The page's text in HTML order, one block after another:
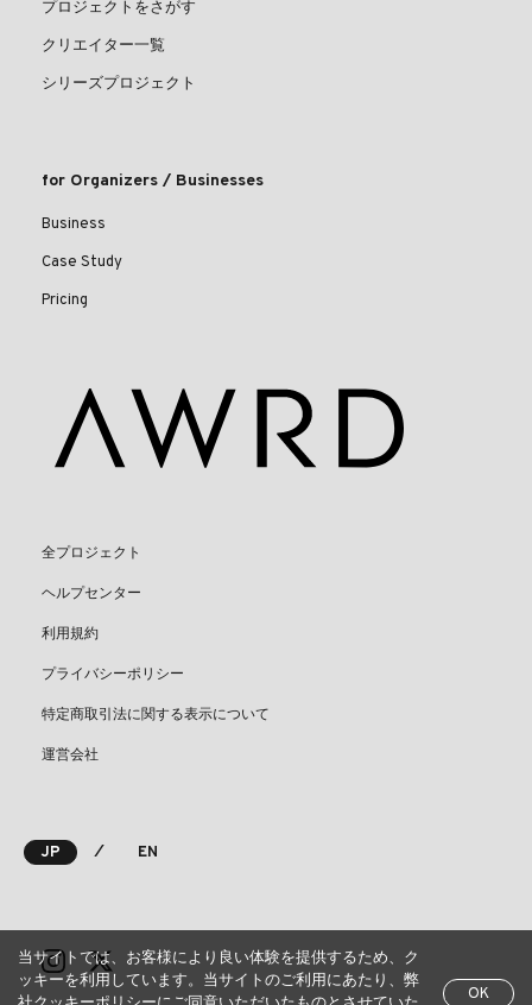
プロジェクトをさがす
クリエイター一覧
シリーズプロジェクト
for Organizers / Businesses
Business
Case Study
Pricing
全プロジェクト
ヘルプセンター
利用規約
プライバシーポリシー
特定商取引法に関する表示について
運営会社
JP ⁄ EN
当サイトでは、お客様により良い体験を提供するため、ク
ッキーを利用しています。当サイトのご利用にあたり、弊
OK